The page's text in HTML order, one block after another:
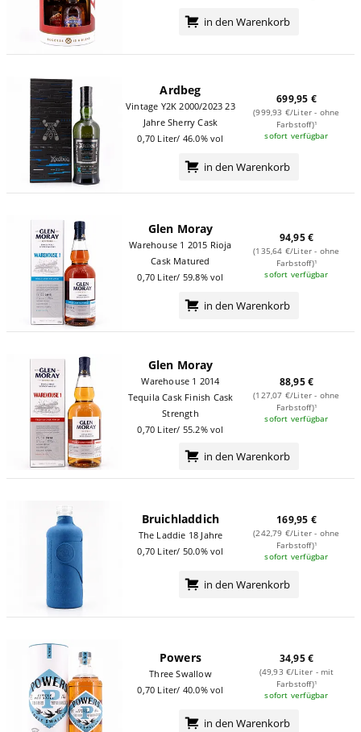
in den Warenkorb
Ardbeg
Vintage Y2K 2000/2023 23
Jahre Sherry Cask
0,70 Liter/ 46.0% vol
699,95 €
(999,93 €/Liter - ohne
Farbstoff)¹
sofort verfügbar
in den Warenkorb
Glen Moray
Warehouse 1 2015 Rioja
Cask Matured
0,70 Liter/ 59.8% vol
94,95 €
(135,64 €/Liter - ohne
Farbstoff)¹
sofort verfügbar
in den Warenkorb
Glen Moray
Warehouse 1 2014
Tequila Cask Finish Cask
Strength
0,70 Liter/ 55.2% vol
88,95 €
(127,07 €/Liter - ohne
Farbstoff)¹
sofort verfügbar
in den Warenkorb
Bruichladdich
The Laddie 18 Jahre
0,70 Liter/ 50.0% vol
169,95 €
(242,79 €/Liter - ohne
Farbstoff)¹
sofort verfügbar
in den Warenkorb
Powers
Three Swallow
0,70 Liter/ 40.0% vol
34,95 €
(49,93 €/Liter - mit
Farbstoff)¹
sofort verfügbar
in den Warenkorb